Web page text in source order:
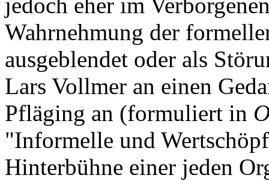
jedoch eher im
Wahrnehmung der
ausgeblendet oder als
Lars Vollmer an einen
Pfläging an (formuliert in
"Informelle und
Hinterbühne einer jeden